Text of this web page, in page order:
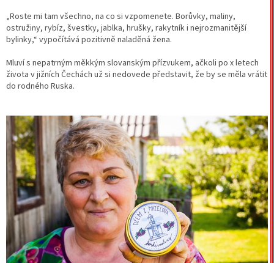
„Roste mi tam všechno, na co si vzpomenete. Borůvky, maliny,
ostružiny, rybíz, švestky, jablka, hrušky, rakytník i nejrozmanitější
bylinky,“ vypočítává pozitivně naladěná žena.
Mluví s nepatrným měkkým slovanským přízvukem, ačkoli po x letech
života v jižních Čechách už si nedovede představit, že by se měla vrátit
do rodného Ruska.